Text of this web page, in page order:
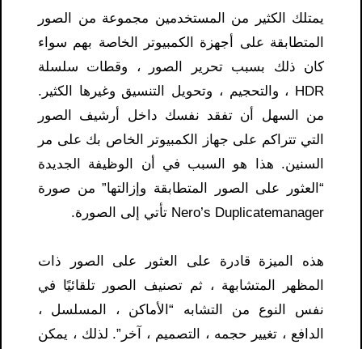
يمتلك الكثير من المستخدمين مجموعة من الصور
المتطابقة على أجهزة الكمبيوتر الخاصة بهم سواء
كان ذلك بسبب تحرير الصور ، وقطات سلسلة
HDR ، والتحجيم ، وتحويل التنسيق وغيرها الكثير.
من السهل أن تفقد نفسك داخل أرشيف الصور
التي تتراكم على جهاز الكمبيوتر الخاص بك على مر
السنين. هذا هو السبب في أن الوظيفة الجديدة
“العثور على الصور المتطابقة وإزالتها” من صورة
Nero’s Duplicatemanager تأتي إلى الصورة.
هذه الميزة قادرة على العثور على الصور ذات
المظهر المتشابهة ، ثم تصنيف الصور تلقائيًا في
نفس النوع من التشابه “الأماكن ، المسلسل ،
الدافع ، تغيير حجمه ، التصميم ، آخر”. لذلك ، يمكن